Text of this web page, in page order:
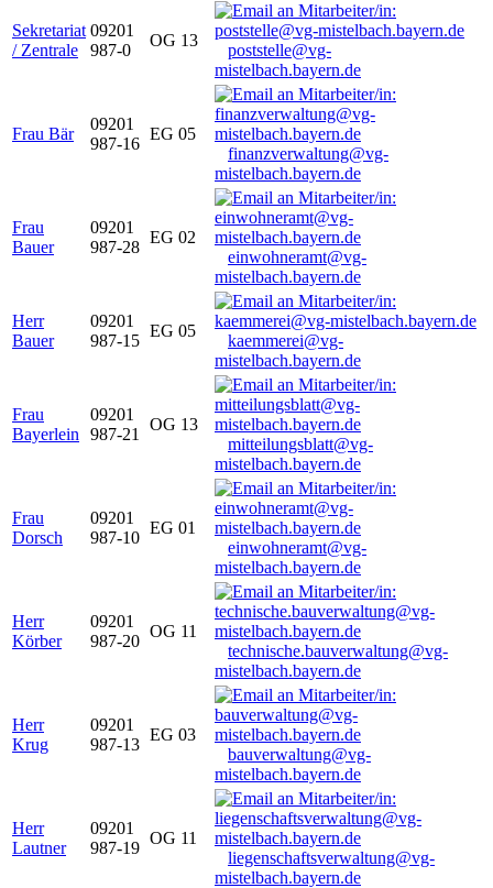
Sekretariat
/ Zentrale
09201
987-0
OG 13
poststelle@vg-
mistelbach.bayern.de
Frau Bär
09201
987-16
EG 05
finanzverwaltung@vg-
mistelbach.bayern.de
Frau
Bauer
09201
987-28
EG 02
einwohneramt@vg-
mistelbach.bayern.de
Herr
Bauer
09201
987-15
EG 05
kaemmerei@vg-
mistelbach.bayern.de
Frau
Bayerlein
09201
987-21
OG 13
mitteilungsblatt@vg-
mistelbach.bayern.de
Frau
Dorsch
09201
987-10
EG 01
einwohneramt@vg-
mistelbach.bayern.de
Herr
Körber
09201
987-20
OG 11
technische.bauverwaltung@vg-
mistelbach.bayern.de
Herr
Krug
09201
987-13
EG 03
bauverwaltung@vg-
mistelbach.bayern.de
Herr
Lautner
09201
987-19
OG 11
liegenschaftsverwaltung@vg-
mistelbach.bayern.de